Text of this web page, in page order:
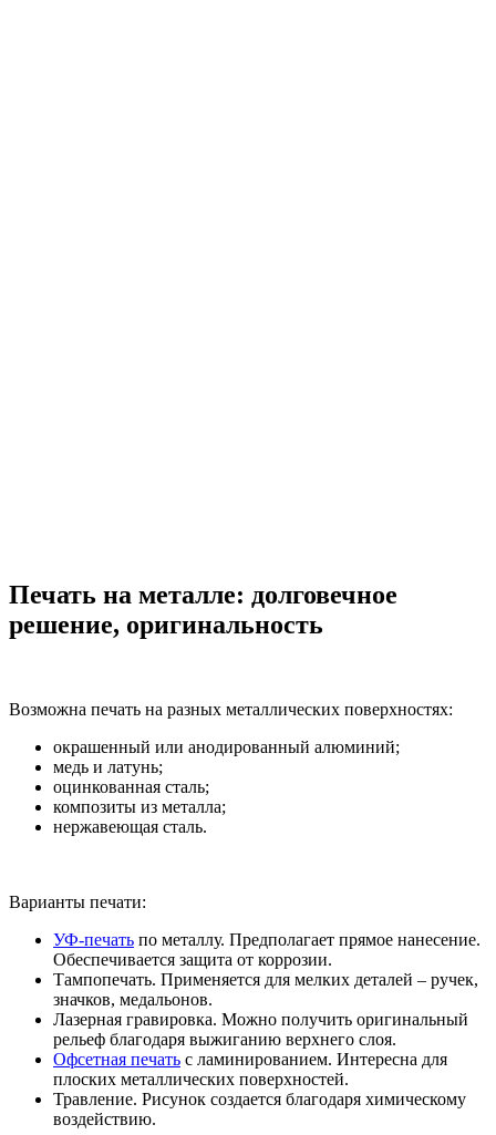
Печать на металле: долговечное
решение, оригинальность
Возможна печать на разных металлических поверхностях:
окрашенный или анодированный алюминий;
медь и латунь;
оцинкованная сталь;
композиты из металла;
нержавеющая сталь.
Варианты печати:
УФ-печать по металлу. Предполагает прямое нанесение.
Обеспечивается защита от коррозии.
Тампопечать. Применяется для мелких деталей – ручек,
значков, медальонов.
Лазерная гравировка. Можно получить оригинальный
рельеф благодаря выжиганию верхнего слоя.
Офсетная печать с ламинированием. Интересна для
плоских металлических поверхностей.
Травление. Рисунок создается благодаря химическому
воздействию.